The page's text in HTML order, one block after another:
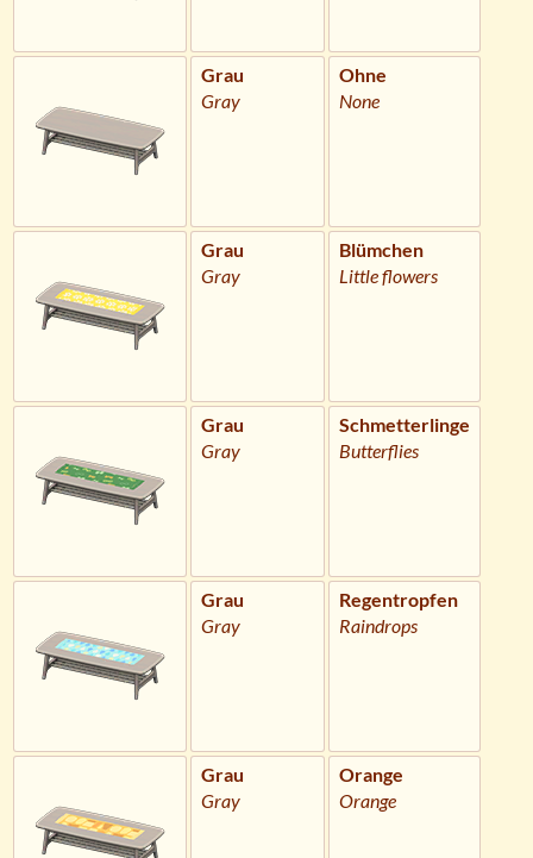
Grau
Gray
Ohne
None
Grau
Gray
Blümchen
Little flowers
Grau
Gray
Schmetterlinge
Butterflies
Grau
Gray
Regentropfen
Raindrops
Grau
Gray
Orange
Orange